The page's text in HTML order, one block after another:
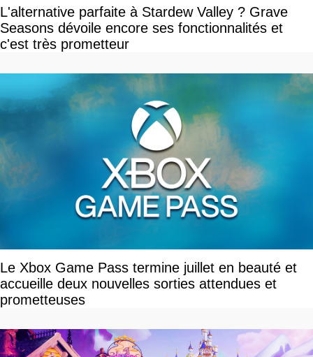
L'alternative parfaite à Stardew Valley ? Grave
Seasons dévoile encore ses fonctionnalités et
c'est très prometteur
Le Xbox Game Pass termine juillet en beauté et
accueille deux nouvelles sorties attendues et
prometteuses